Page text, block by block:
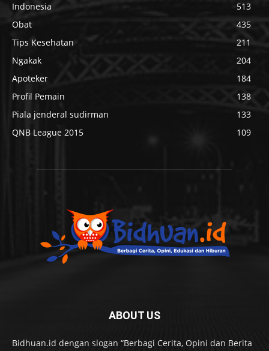
Indonesia
513
Obat
435
Tips Kesehatan
211
Ngakak
204
Apoteker
184
Profil Pemain
138
Piala jenderal sudirman
133
QNB League 2015
109
ABOUT US
Bidhuan.id dengan slogan “Berbagi Cerita, Opini dan Berita